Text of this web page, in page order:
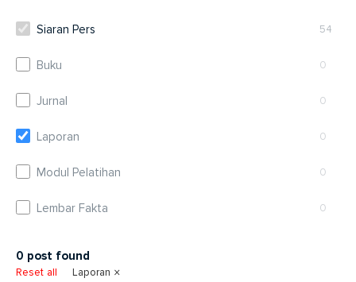
Siaran Pers 54
Buku 0
Jurnal 0
Laporan 0
Modul Pelatihan 0
Lembar Fakta 0
0 post found
Reset all Laporan ×